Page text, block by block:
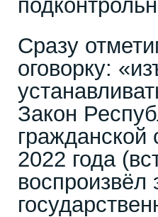
Сразу
оговорку:
Закон
2022 года
воспроизвёл